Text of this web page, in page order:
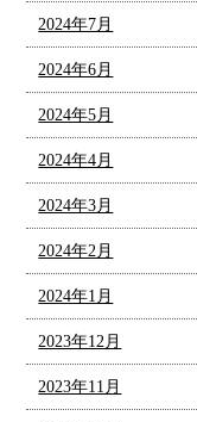
2024年7月
2024年6月
2024年5月
2024年4月
2024年3月
2024年2月
2024年1月
2023年12月
2023年11月